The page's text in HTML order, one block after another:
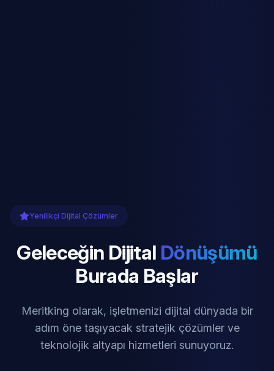
Yenilikçi Dijital Çözümler
Geleceğin Dijital Dönüşümü
Burada Başlar
Meritking olarak, işletmenizi dijital dünyada bir
adım öne taşıyacak stratejik çözümler ve
teknolojik altyapı hizmetleri sunuyoruz.